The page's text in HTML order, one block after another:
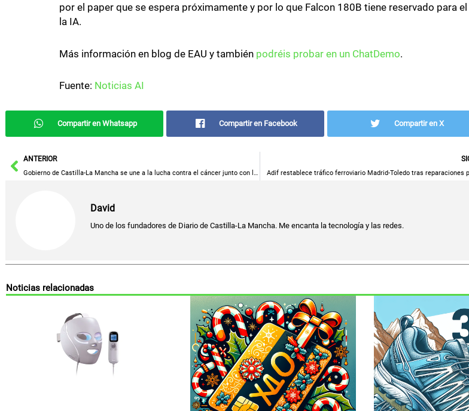
por el paper que se espera próximamente y por lo que Falcon 180B tiene reservado para
la IA.
Más información en blog de EAU y también podréis probar en un ChatDemo.
Fuente: Noticias AI
Compartir en Whatsapp Compartir en Facebook Compartir en X
AntANTERIOR
Gobierno de Castilla-La Mancha se une a la lucha contra el cáncer junto con la AECC Adif restablece tráfico ferroviario Madrid-Toledo tras reparaciones
David
Uno de los fundadores de Diario de Castilla-La Mancha. Me encanta la tecnología y las redes.
Noticias relacionadas